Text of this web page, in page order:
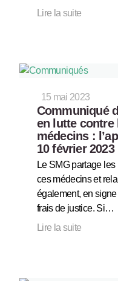
Lire la suite
15 mai 2023
Communiqué
en lutte contre
médecins :
10 février 2023
Le SMG partage
ces médecins et
également, en
frais de justice. Si…
Lire la suite